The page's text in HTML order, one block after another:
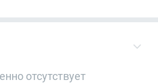
отсутствует